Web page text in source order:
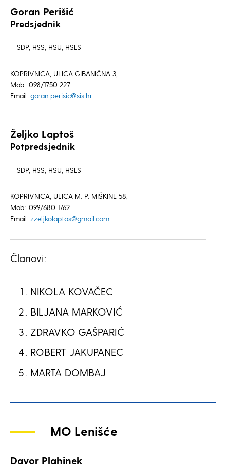
Goran Perišić
Predsjednik
– SDP, HSS, HSU, HSLS
KOPRIVNICA, ULICA GIBANIČNA 3,
Mob.: 098/1750 227
Email: goran.perisic@sis.hr
Željko Laptoš
Potpredsjednik
– SDP, HSS, HSU, HSLS
KOPRIVNICA, ULICA M. P. MIŠKINE 58,
Mob.: 099/680 1762
Email: zzeljkolaptos@gmail.com
Članovi:
NIKOLA KOVAČEC
BILJANA MARKOVIĆ
ZDRAVKO GAŠPARIĆ
ROBERT JAKUPANEC
MARTA DOMBAJ
MO Lenišće
Davor Plahinek